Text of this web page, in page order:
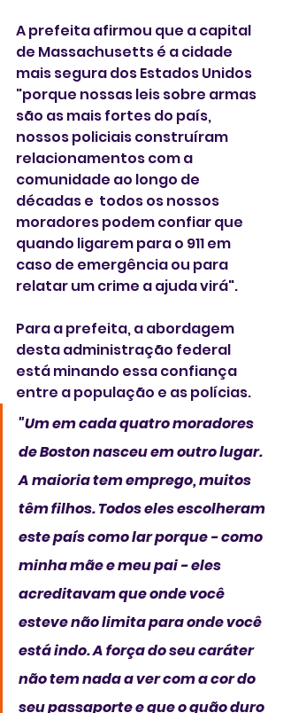
A prefeita afirmou que a capital
de Massachusetts é a cidade
mais segura dos Estados Unidos
"porque nossas leis sobre armas
são as mais fortes do país,
nossos policiais construíram
relacionamentos com a
comunidade ao longo de
décadas e  todos os nossos
moradores podem confiar que
quando ligarem para o 911 em
caso de emergência ou para
relatar um crime a ajuda virá".
Para a prefeita, a abordagem
desta administração federal
está minando essa confiança
entre a população e as polícias.
"Um em cada quatro moradores
de Boston nasceu em outro lugar.
A maioria tem emprego, muitos
têm filhos. Todos eles escolheram
este país como lar porque - como
minha mãe e meu pai - eles
acreditavam que onde você
esteve não limita para onde você
está indo. A força do seu caráter
não tem nada a ver com a cor do
seu passaporte e que o quão duro